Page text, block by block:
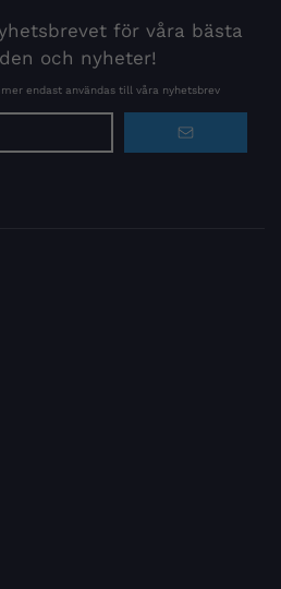
för våra bästa
och nyheter!
endast användas till våra nyhetsbrev